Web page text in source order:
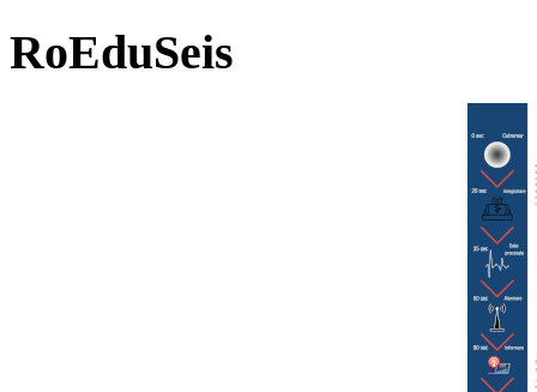
RoEduSeis